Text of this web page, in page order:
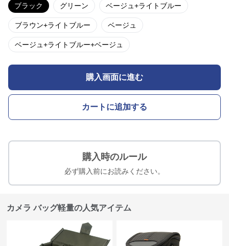
ブラック グリーン ベージュ+ライトブルー
ブラウン+ライトブルー ベージュ
ベージュ+ライトブルー+ベージュ
購入画面に進む
カートに追加する
購入時のルール
必ず購入前にお読みください。
カメラ バッグ軽量の人気アイテム